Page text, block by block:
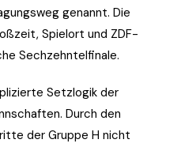
genannt. Die
Spielort und ZDF-
Sechzehntelfinale.
Setzlogik der
Durch den
der Gruppe H nicht